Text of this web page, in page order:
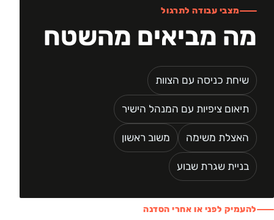
מצבי עבודה לתרגול
מה מביאים מהשטח
שיחת כניסה עם הצוות
תיאום ציפיות עם המנהל הישיר
האצלת משימה משוב ראשון
בניית שגרת שבוע
להעמיק לפני או אחרי הסדנה